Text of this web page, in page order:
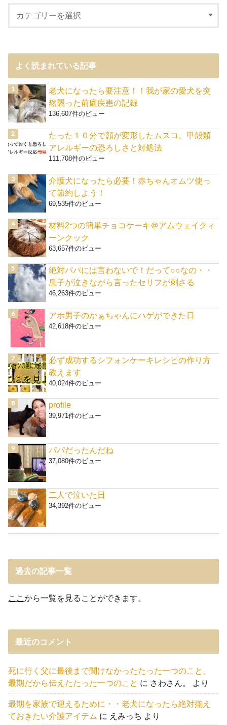
よく読まれている記事
老犬になったら要注意！！我が家の愛犬を突
然襲った前庭疾患の記録
136,607件のビュー
たった１０分で顔が変形したムスコ。甲殻類
アレルギーの恐ろしさと対処法
111,708件のビュー
介護犬になったら必要！赤ちゃんオムツ使っ
て節約しよう！
69,535件のビュー
材料2つの簡単チョコケーキ＠アムウェイクィ
ーンクック
63,657件のビュー
絶対パパには言わないで！だって○○なの・・
息子が泣きながら言ったセリフが刺さる
46,263件のビュー
アホ男子のかぁちゃんにハゲができた日
42,618件のビュー
必ず成功するシフォンケーキレシピの作り方
教えます
40,024件のビュー
profile
39,971件のビュー
パパだったんだね
37,080件のビュー
二人で泣いた日
34,392件のビュー
過去の記事一覧
ここから一覧を見ることができます。
最近のコメント
死に行く父に最後まで聞けなかったたった一つのこと、
最期だから伝えたたった一つのこと に さわさん。 より
最期を家族で迎えるために・・老犬になったら絶対揃え
ておきたい介護アイテム に えみっち より